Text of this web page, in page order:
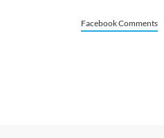
Facebook Comments